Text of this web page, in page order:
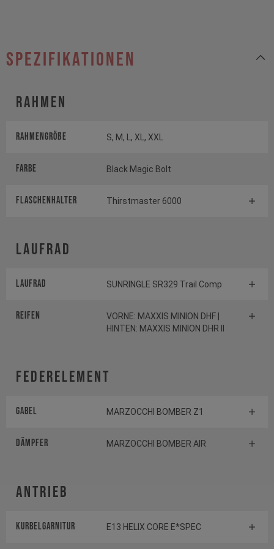
Spezifikationen
Rahmen
Rahmengröße S, M, L, XL, XXL
Farbe Black Magic Bolt
FLASCHENHALTER Thirstmaster 6000
Laufrad
Laufrad SUNRINGLE SR329 Trail Comp
Reifen
VORNE: MAXXIS MINION DHF |
HINTEN: MAXXIS MINION DHR II
Federelement
Gabel MARZOCCHI BOMBER Z1
Dämpfer MARZOCCHI BOMBER AIR
Antrieb
Kurbelgarnitur E13 HELIX CORE E*SPEC